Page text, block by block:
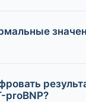
proBNP?